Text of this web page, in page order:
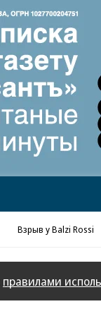
Взрыв у Balzi Rossi
правилами